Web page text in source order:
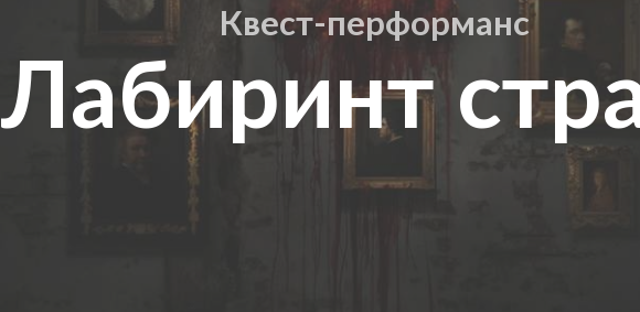
Квест-перформанс
Лабиринт